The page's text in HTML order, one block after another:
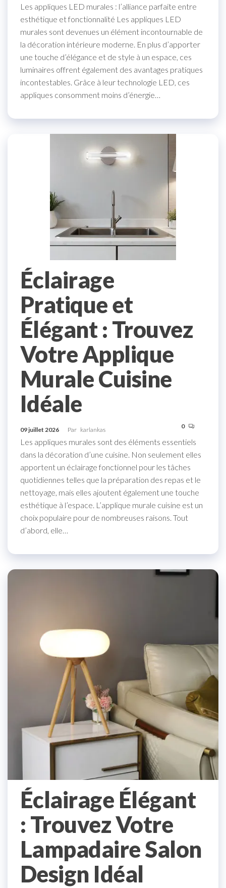
Les appliques LED murales : l’alliance parfaite entre
esthétique et fonctionnalité Les appliques LED
murales sont devenues un élément incontournable de
la décoration intérieure moderne. En plus d’apporter
une touche d’élégance et de style à un espace, ces
luminaires offrent également des avantages pratiques
incontestables. Grâce à leur technologie LED, ces
appliques consomment moins d’énergie…
Éclairage
Pratique et
Élégant : Trouvez
Votre Applique
Murale Cuisine
Idéale
09 juillet 2026 Par karlankas 0
Les appliques murales sont des éléments essentiels
dans la décoration d’une cuisine. Non seulement elles
apportent un éclairage fonctionnel pour les tâches
quotidiennes telles que la préparation des repas et le
nettoyage, mais elles ajoutent également une touche
esthétique à l’espace. L’applique murale cuisine est un
choix populaire pour de nombreuses raisons. Tout
d’abord, elle…
Éclairage Élégant
: Trouvez Votre
Lampadaire Salon
Design Idéal